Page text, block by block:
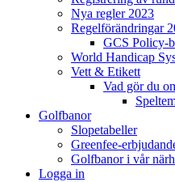
Nya regler 2023
Regelförändringar
GCS Policy-
World Handicap
Vett & Etikett
Vad gör du
Golfbanor
Slopetabeller
Greenfee-
Golfbanor i vår
Logga in